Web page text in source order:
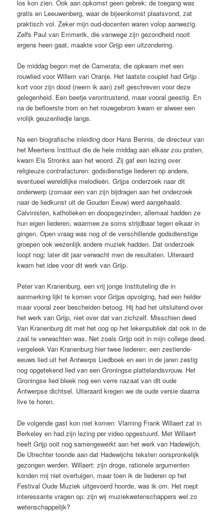
los kon zien. Ook aan opkomst geen gebrek: de toegang was
gratis en Leeuwenberg, waar de bijeenkomst plaatsvond, zat
praktisch vol. Zeker mijn oud-docenten waren volop aanwezig.
Zelfs Paul van Emmerik, die vanwege zijn gezondheid nooit
ergens heen gaat, maakte voor Grijp een uitzondering.
De middag begon met de Camerata, die opkwam met een
rouwlied voor Willem van Oranje. Het laatste couplet had Grijp
kort voor zijn dood (neem ik aan) zelf geschreven voor deze
gelegenheid. Een beetje verontrustend, maar vooral geestig. En
na de befloerste trom en het rouwgebrom kwam er alweer een
vrolijk geuzenliedje langs.
Na een biografische inleiding door Hans Bennis, de directeur van
het Meertens Instituut die de hele middag aan elkaar zou praten,
kwam Els Stronks aan het woord. Zij gaf een lezing over
religieuze contrafacturen: godsdienstige liederen op andere,
eventueel wereldlijke melodieën. Grijps onderzoek naar dit
onderwerp (zomaar een van zijn bijdragen aan het onderzoek
naar de liedkunst uit de Gouden Eeuw) werd aangehaald.
Calvinisten, katholieken en doopsgezinden, allemaal hadden ze
hun eigen liederen, waarmee ze soms strijdbaar tegen elkaar in
gingen. Open vraag was nog of de verschillende godsdienstige
groepen ook wezenlijk andere muziek hadden. Dat onderzoek
loopt nog; later dit jaar verwacht men de resultaten. Uiteraard
kwam het idee voor dit werk van Grijp.
Peter van Kranenburg, een vrij jonge Instituteling die in
aanmerking lijkt te komen voor Grijps opvolging, had een helder
maar vooral zeer bescheiden betoog. Hij had het uitsluitend over
het werk van Grijp, niet over dat van zichzelf. Misschien deed
Van Kranenburg dit met het oog op het lekenpubliek dat ook in de
zaal te verwachten was. Net zoals Grijp ooit in mijn college deed,
vergeleek Van Kranenburg hier twee liederen: een zestiende-
eeuws lied uit het Antwerps Liedboek en een in de jaren zestig
nog opgetekend lied van een Groningse plattelandsvrouw. Het
Groningse lied bleek nog een verre nazaat van dit oude
Antwerpse dichtsel. Uiteraard kregen we de oude versie daarna
live te horen.
De volgende gast kon niet komen: Vlaming Frank Willaert zat in
Berkeley en had zijn lezing per video opgestuurd. Met Willaert
heeft Grijp ooit nog samengewerkt aan het werk van Hadewijch.
De Utrechter toonde aan dat Hadewijchs teksten oorspronkelijk
gezongen werden. Willaert: zijn droge, rationele argumenten
konden mij niet overtuigen, maar toen ik de liederen op het
Festival Oude Muziek uitgevoerd hoorde, was ik om. Het roept
interessante vragen op: zijn wij muziekwetenschappers wel zo
wetenschappelijk?